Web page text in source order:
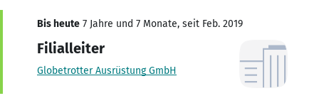
Bis heute 7 Jahre und 7 Monate, seit Feb. 2019
Filialleiter
Globetrotter Ausrüstung GmbH